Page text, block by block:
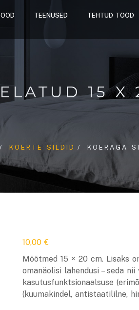
TEENUSED TEHTUD TÖÖD
15 X
KOERTE SILDID KOERAGA
10,00€
Mõõtmed 15 × 20 cm. Lisaks
omanäolisi lahendusi – seda
kasutusfunktsionaalsuse
(kuumakindel, antistaatililne,